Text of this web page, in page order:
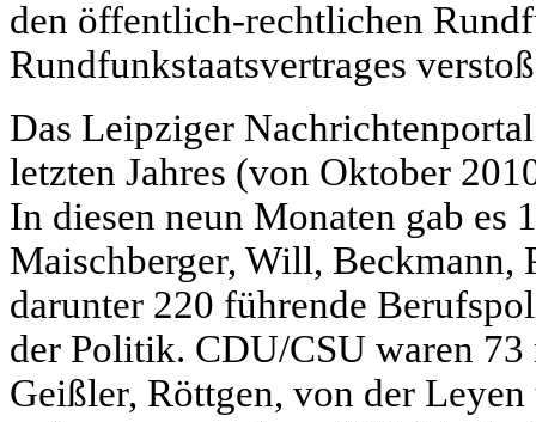
den öffentlich-rechtlichen
Rundfunkstaatsvertrages
Das Leipziger
letzten Jahres (von Oktober
In diesen neun Monaten gab es
Maischberger, Will, Beckmann,
darunter 220 führende
der Politik. CDU/CSU waren
Geißler, Röttgen, von der